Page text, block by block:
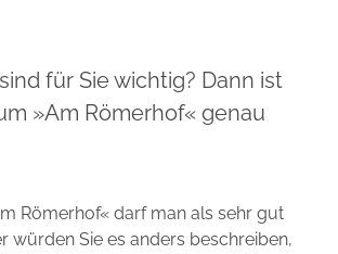
für Sie wichtig? Dann ist
»Am Römerhof« genau
Römerhof« darf man als sehr gut
würden Sie es anders beschreiben,